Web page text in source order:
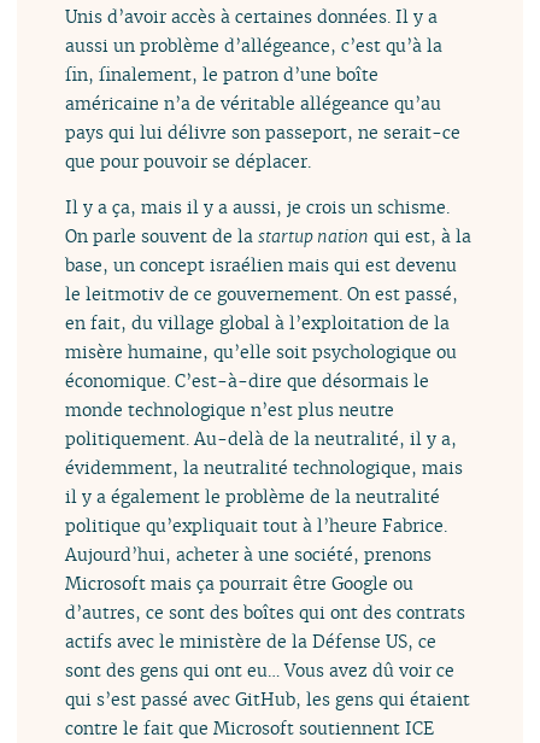
Unis d’avoir accès à certaines données. Il y a
aussi un problème d’allégeance, c’est qu’à la
fin, finalement, le patron d’une boîte
américaine n’a de véritable allégeance qu’au
pays qui lui délivre son passeport, ne serait-ce
que pour pouvoir se déplacer.
Il y a ça, mais il y a aussi, je crois un schisme.
On parle souvent de lastartup nation qui est, à la
base, un concept israélien mais qui est devenu
le leitmotiv de ce gouvernement. On est passé,
en fait, du village global à l’exploitation de la
misère humaine, qu’elle soit psychologique ou
économique. C’est-à-dire que désormais le
monde technologique n’est plus neutre
politiquement. Au-delà de la neutralité, il y a,
évidemment, la neutralité technologique, mais
il y a également le problème de la neutralité
politique qu’expliquait tout à l’heure Fabrice.
Aujourd’hui, acheter à une société, prenons
Microsoft mais ça pourrait être Google ou
d’autres, ce sont des boîtes qui ont des contrats
actifs avec le ministère de la Défense US, ce
sont des gens qui ont eu… Vous avez dû voir ce
qui s’est passé avec GitHub, les gens qui étaient
contre le fait que Microsoft soutiennent ICE